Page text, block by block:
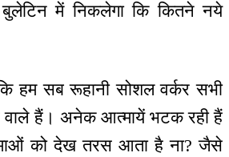
में निकलेगा कि कितने नये
हम सब रूहानी सोशल वर्कर सभी
हैं। अनेक आत्मायें भटक रही हैं
को देख तरस आता है ना? जैसे